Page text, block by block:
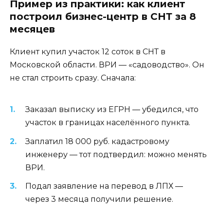
Пример из практики: как клиент
построил бизнес-центр в СНТ за 8
месяцев
Клиент купил участок 12 соток в СНТ в
Московской области. ВРИ — «садоводство». Он
не стал строить сразу. Сначала:
Заказал выписку из ЕГРН — убедился, что
участок в границах населённого пункта.
Заплатил 18 000 руб. кадастровому
инженеру — тот подтвердил: можно менять
ВРИ.
Подал заявление на перевод в ЛПХ —
через 3 месяца получили решение.